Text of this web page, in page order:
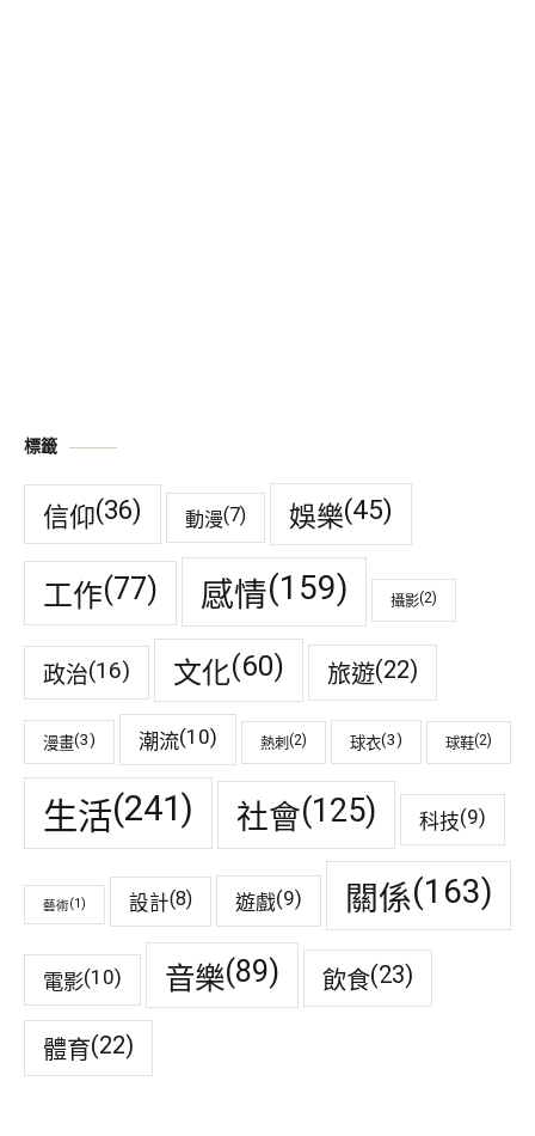
標籤
信仰(36) 動漫(7) 娛樂(45)
工作(77) 感情(159) 攝影(2)
政治(16) 文化(60) 旅遊(22)
漫畫(3) 潮流(10) 熱刺 (2) 球衣(3) 球鞋(2)
生活(241) 社會(125) 科技(9)
藝術(1) 設計(8) 遊戲(9) 關係(163)
電影(10) 音樂(89) 飲食(23)
體育(22)